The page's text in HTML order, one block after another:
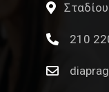
210